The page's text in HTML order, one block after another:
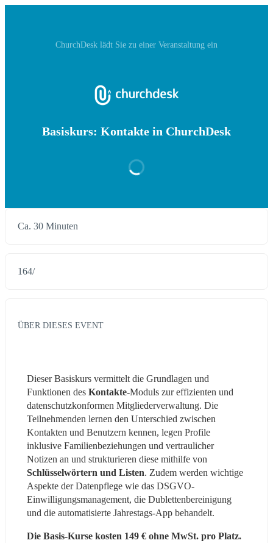
ChurchDesk‬ lädt Sie zu einer Veranstaltung ein
Basiskurs: Kontakte in ChurchDesk
Ca. 30 Minuten
164/
ÜBER DIESES EVENT
Dieser Basiskurs vermittelt die Grundlagen und
Funktionen des Kontakte-Moduls zur effizienten und
datenschutzkonformen Mitgliederverwaltung. Die
Teilnehmenden lernen den Unterschied zwischen
Kontakten und Benutzern kennen, legen Profile
inklusive Familienbeziehungen und vertraulicher
Schlüsselwörtern und Listen. Zudem werden wichtige
Aspekte der Datenpflege wie das DSGVO-
Einwilligungsmanagement, die Dublettenbereinigung
und die automatisierte Jahrestags-App behandelt.
Die Basis-Kurse kosten 149 € ohne MwSt. pro Platz.